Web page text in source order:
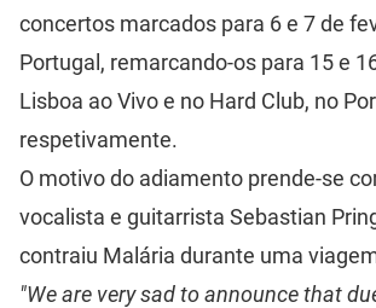
concertos marcados para 6 e 7 de
Portugal, remarcando-os para 15 e
Lisboa ao Vivo e no Hard Club, no
respetivamente.
O motivo do adiamento prende-se
vocalista e guitarrista Sebastian
contraiu Malária durante uma
"We are very sad to announce that